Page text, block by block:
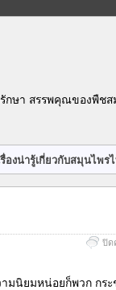
กษา สรรพคุณของพื
รื่องน่ารู้เกี่ยวกับสมุนไพร
ปิด
มนิยมหน่อยก็พวก กระ